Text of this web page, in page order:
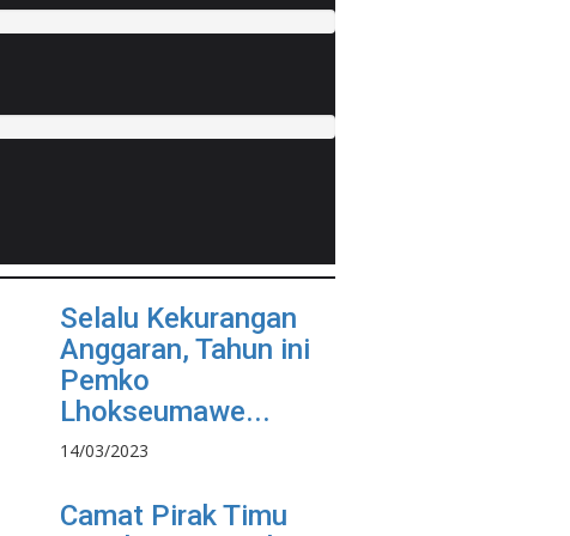
Selalu Kekurangan
Anggaran, Tahun ini
Pemko
Lhokseumawe...
14/03/2023
Camat Pirak Timu